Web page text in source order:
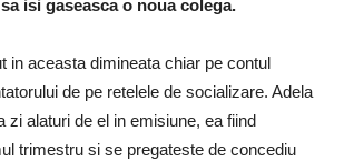
isi gaseasca o noua colega.
in aceasta dimineata chiar pe contul
de pe retelele de socializare. Adela
zi alaturi de el in emisiune, ea fiind
trimestru si se pregateste de concediu